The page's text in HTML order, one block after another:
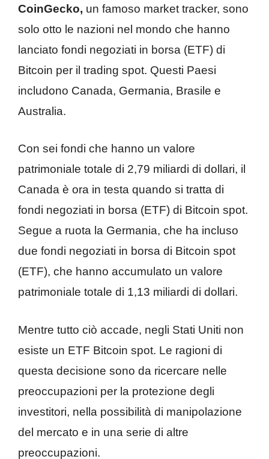
CoinGecko, un famoso market tracker, sono
solo otto le nazioni nel mondo che hanno
lanciato fondi negoziati in borsa (ETF) di
Bitcoin per il trading spot. Questi Paesi
includono Canada, Germania, Brasile e
Australia.
Con sei fondi che hanno un valore
patrimoniale totale di 2,79 miliardi di dollari, il
Canada è ora in testa quando si tratta di
fondi negoziati in borsa (ETF) di Bitcoin spot.
Segue a ruota la Germania, che ha incluso
due fondi negoziati in borsa di Bitcoin spot
(ETF), che hanno accumulato un valore
patrimoniale totale di 1,13 miliardi di dollari.
Mentre tutto ciò accade, negli Stati Uniti non
esiste un ETF Bitcoin spot. Le ragioni di
questa decisione sono da ricercare nelle
preoccupazioni per la protezione degli
investitori, nella possibilità di manipolazione
del mercato e in una serie di altre
preoccupazioni.